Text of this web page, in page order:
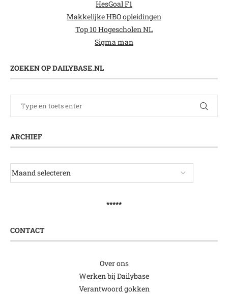
HesGoal F1
Makkelijke HBO opleidingen
Top 10 Hogescholen NL
Sigma man
ZOEKEN OP DAILYBASE.NL
ARCHIEF
*****
CONTACT
Over ons
Werken bij Dailybase
Verantwoord gokken